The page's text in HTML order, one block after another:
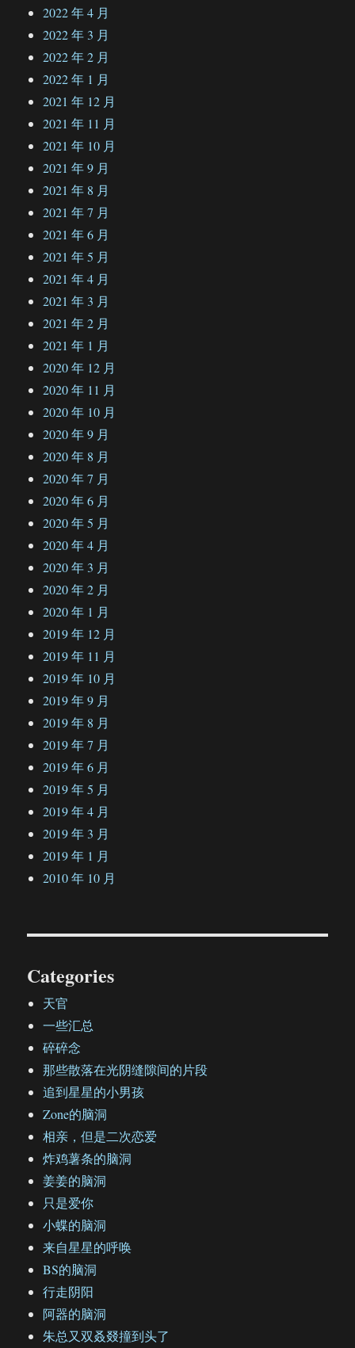
2022 年 4 月
2022 年 3 月
2022 年 2 月
2022 年 1 月
2021 年 12 月
2021 年 11 月
2021 年 10 月
2021 年 9 月
2021 年 8 月
2021 年 7 月
2021 年 6 月
2021 年 5 月
2021 年 4 月
2021 年 3 月
2021 年 2 月
2021 年 1 月
2020 年 12 月
2020 年 11 月
2020 年 10 月
2020 年 9 月
2020 年 8 月
2020 年 7 月
2020 年 6 月
2020 年 5 月
2020 年 4 月
2020 年 3 月
2020 年 2 月
2020 年 1 月
2019 年 12 月
2019 年 11 月
2019 年 10 月
2019 年 9 月
2019 年 8 月
2019 年 7 月
2019 年 6 月
2019 年 5 月
2019 年 4 月
2019 年 3 月
2019 年 1 月
2010 年 10 月
Categories
天官
一些汇总
碎碎念
那些散落在光阴缝隙间的片段
追到星星的小男孩
Zone的脑洞
相亲，但是二次恋爱
炸鸡薯条的脑洞
姜姜的脑洞
只是爱你
小蝶的脑洞
来自星星的呼唤
BS的脑洞
行走阴阳
阿器的脑洞
朱总又双叒叕撞到头了